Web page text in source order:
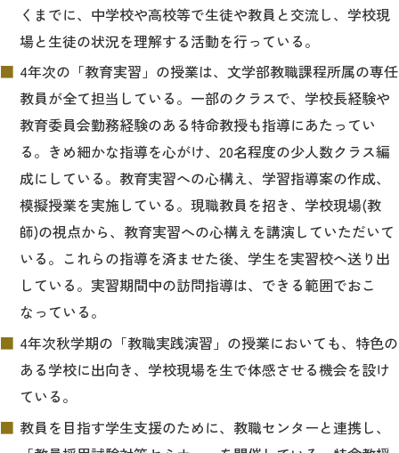
くまでに、中学校や高校等で生徒や教員と交流し、学校現
場と生徒の状況を理解する活動を行っている。
4年次の「教育実習」の授業は、文学部教職課程所属の専任
教員が全て担当している。一部のクラスで、学校長経験や
教育委員会勤務経験のある特命教授も指導にあたってい
る。きめ細かな指導を心がけ、20名程度の少人数クラス編
成にしている。教育実習への心構え、学習指導案の作成、
模擬授業を実施している。現職教員を招き、学校現場(教
師)の視点から、教育実習への心構えを講演していただいて
いる。これらの指導を済ませた後、学生を実習校へ送り出
している。実習期間中の訪問指導は、できる範囲でおこ
なっている。
4年次秋学期の「教職実践演習」の授業においても、特色の
ある学校に出向き、学校現場を生で体感させる機会を設け
ている。
教員を目指す学生支援のために、教職センターと連携し、